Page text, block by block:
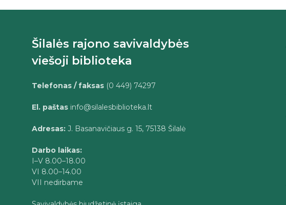
Šilalės rajono savivaldybės
viešoji biblioteka
Telefonas / faksas (0 449) 74297
El. paštas info@silalesbiblioteka.lt
Adresas: J. Basanavičiaus g. 15, 75138 Šilalė
Darbo laikas:
I–V 8.00–18.00
VI 8.00–14.00
VII nedirbame